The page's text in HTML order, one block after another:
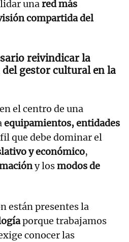
unared más
compartida del
reivindicar la
gestor cultural en la
el centro de una
equipamientos, entidades
que debe dominar el
y económico,
y losmodos de
están presentes la
porque trabajamos
conocer las